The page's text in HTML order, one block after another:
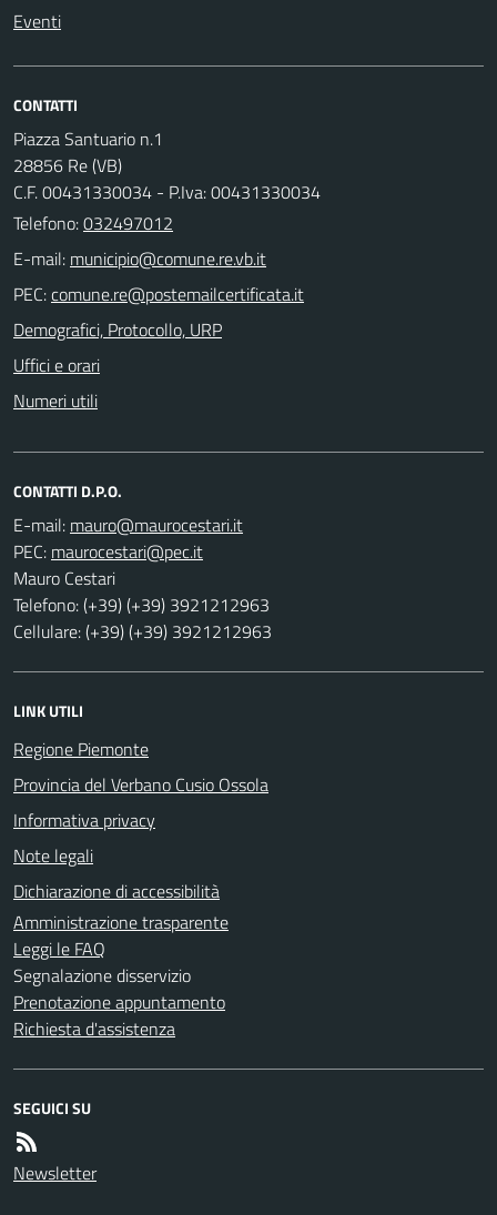
Eventi
CONTATTI
Piazza Santuario n.1
28856 Re (VB)
C.F. 00431330034 - P.Iva: 00431330034
Telefono:032497012
E-mail:
PEC:
Demografici, Protocollo, URP
Uffici e orari
Numeri utili
CONTATTI D.P.O.
E-mail:
PEC:
Mauro Cestari
Telefono: (+39) (+39) 3921212963
Cellulare: (+39) (+39) 3921212963
LINK UTILI
Regione Piemonte
Provincia del Verbano Cusio Ossola
Informativa privacy
Note legali
Dichiarazione di accessibilità
Amministrazione trasparente
Leggi le FAQ
Segnalazione disservizio
Prenotazione appuntamento
Richiesta d'assistenza
SEGUICI SU
Newsletter